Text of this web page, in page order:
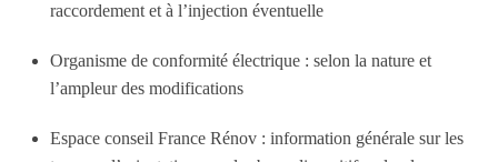
raccordement et à l’injection éventuelle
Organisme de conformité électrique : selon la nature et
l’ampleur des modifications
Espace conseil France Rénov : information générale sur les